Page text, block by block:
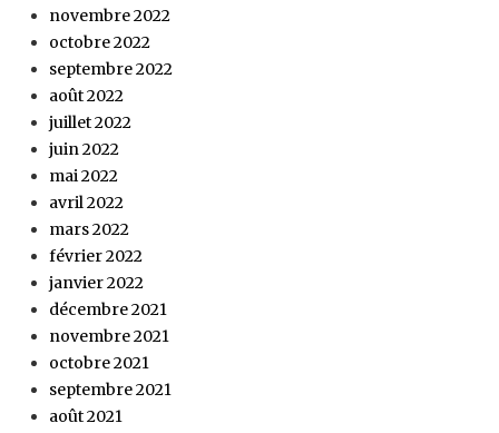
novembre 2022
octobre 2022
septembre 2022
août 2022
juillet 2022
juin 2022
mai 2022
avril 2022
mars 2022
février 2022
janvier 2022
décembre 2021
novembre 2021
octobre 2021
septembre 2021
août 2021